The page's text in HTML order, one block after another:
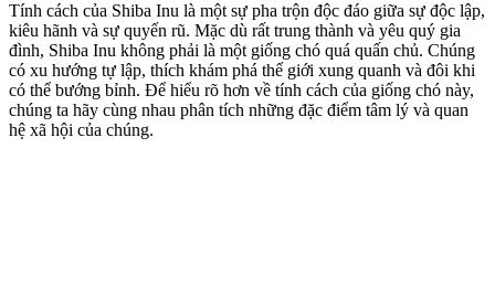
Tính cách của Shiba Inu là một sự pha trộn độc đáo giữa sự độc lập,
kiêu hãnh và sự quyến rũ. Mặc dù rất trung thành và yêu quý gia
đình, Shiba Inu không phải là một giống chó quá quấn chủ. Chúng
có xu hướng tự lập, thích khám phá thế giới xung quanh và đôi khi
có thể bướng bỉnh. Để hiểu rõ hơn về tính cách của giống chó này,
chúng ta hãy cùng nhau phân tích những đặc điểm tâm lý và quan
hệ xã hội của chúng.